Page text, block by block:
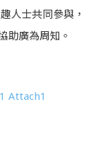
人士共同參與，
助廣為周知。
Attach1